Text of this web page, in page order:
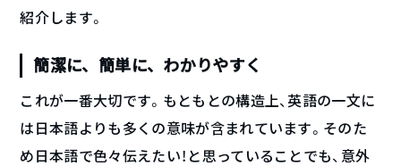
紹介します。
簡潔に、簡単に、わかりやすく
これが一番大切です。もともとの構造上、英語の一文に
は日本語よりも多くの意味が含まれています。そのた
め日本語で色々伝えたい！と思っていることでも、意外